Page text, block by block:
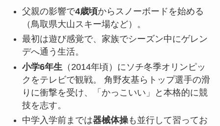
父親の影響で4歳頃からスノーボードを始める
（鳥取県大山スキー場など）。
最初は遊び感覚で、家族でシーズン中にゲレン
デへ通う生活。
小学6年生 （2014年頃）にソチ冬季オリンピッ
クをテレビで観戦。 角野友基らトップ選手の滑
りに衝撃を受け、「かっこいい」と本格的に競
技を志す。
中学入学前までは器械体操も並行して習ってお